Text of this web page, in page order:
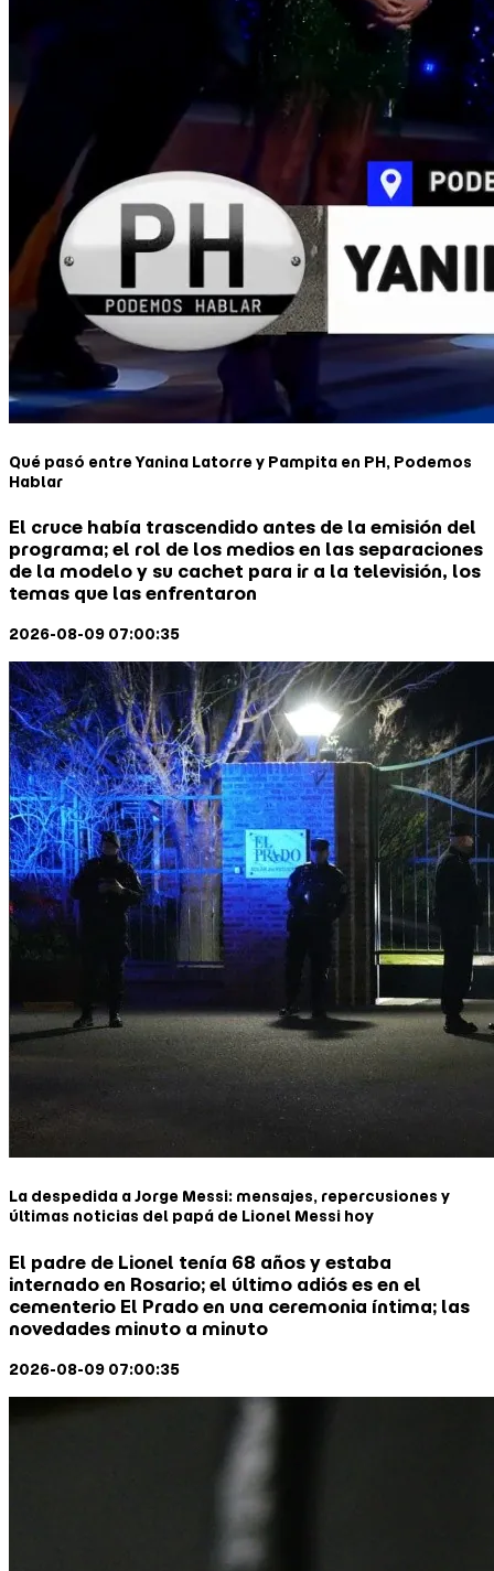
Qué pasó entre Yanina Latorre y Pampita en PH, Podemos
Hablar
El cruce había trascendido antes de la emisión del
programa; el rol de los medios en las separaciones
de la modelo y su cachet para ir a la televisión, los
temas que las enfrentaron
2026-08-09 07:00:35
La despedida a Jorge Messi: mensajes, repercusiones y
últimas noticias del papá de Lionel Messi hoy
El padre de Lionel tenía 68 años y estaba
internado en Rosario; el último adiós es en el
cementerio El Prado en una ceremonia íntima; las
novedades minuto a minuto
2026-08-09 07:00:35